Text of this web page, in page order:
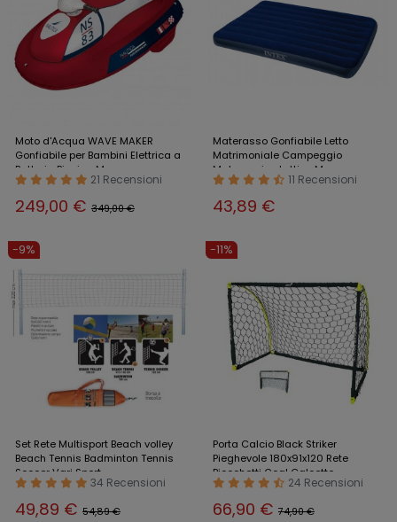
Moto d'Acqua WAVE MAKER
Gonfiabile per Bambini Elettrica a
Batteria Piscina Mare
21 Recensioni
249,00 € 349,00 €
Materasso Gonfiabile Letto
Matrimoniale Campeggio
Materassino Lettino Mare
11 Recensioni
43,89 €
-9%
Set Rete Multisport Beach volley
Beach Tennis Badminton Tennis
Soccer Vari Sport
34 Recensioni
49,89 € 54,89 €
-11%
Porta Calcio Black Striker
Pieghevole 180x91x120 Rete
Piccchetti Goal Calcetto
24 Recensioni
66,90 € 74,90 €